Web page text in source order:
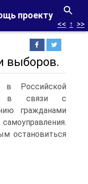
проекту
<< ↑ >>
выборов.
Российской
в связи с
гражданами
остановиться